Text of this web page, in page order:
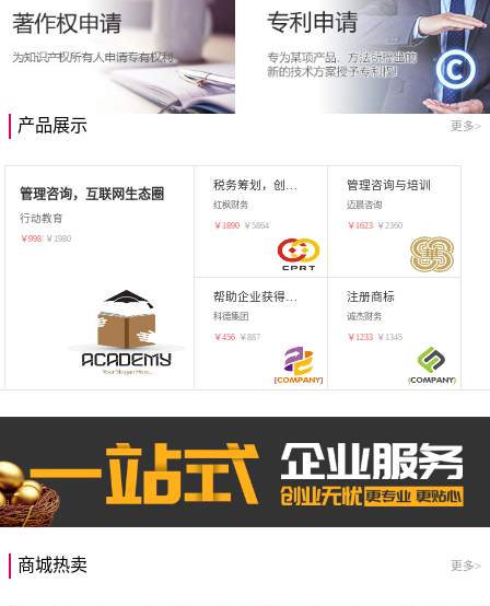
产品展示 更多>
管理咨询，互联网生态圈
行动教育
￥998 ￥ 1980
红枫财务
￥ 1890 ￥5864
管理咨询与培训
迈晨咨询
￥ 1623 ￥2360
科德集团
￥456 ￥887
注册商标
诚杰财务
￥ 1233 ￥ 1345
商城热卖 更多>